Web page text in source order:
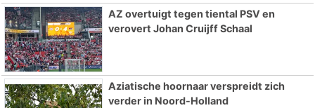
AZ overtuigt tegen tiental PSV en
verovert Johan Cruijff Schaal
Aziatische hoornaar verspreidt zich
verder in Noord-Holland